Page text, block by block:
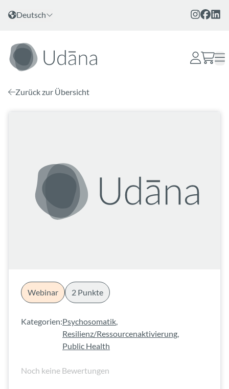
Zum Inhalt
Sprache wählen
Deutsch
Zurück zur Übersicht
Webinar 2 Punkte
Kategorien:Psychosomatik,
Resilienz/Ressourcenaktivierung,
Public Health
Noch keine Bewertungen